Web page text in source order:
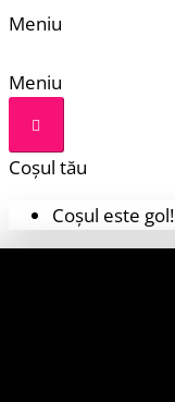
Meniu
Meniu
Coșul tău
Coșul este gol!